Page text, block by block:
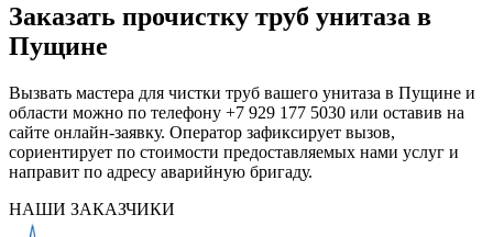
Заказать прочистку труб унитаза в
Пущине
Вызвать мастера для чистки труб вашего унитаза в Пущине и
области можно по телефону +7 929 177 5030 или оставив на
сайте онлайн-заявку. Оператор зафиксирует вызов,
сориентирует по стоимости предоставляемых нами услуг и
направит по адресу аварийную бригаду.
НАШИ ЗАКАЗЧИКИ